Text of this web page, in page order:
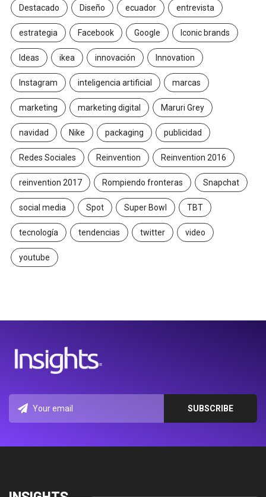
Destacado Diseño ecuador entrevista
estrategia Facebook Google Iconic brands
Ideas ikea innovación Innovation
Instagram inteligencia artificial marcas
marketing marketing digital Maruri Grey
navidad Nike packaging publicidad
Redes Sociales Reinvention Reinvention 2016
reinvention 2017 Rompiendo fronteras Snapchat
social media Spot Super Bowl TBT
tecnología tendencias twitter video
youtube